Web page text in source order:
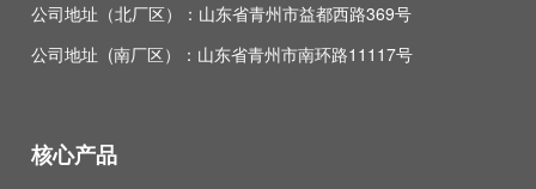
公司地址（北厂区）：山东省青州市益都西路369号
公司地址 (南厂区）：山东省青州市南环路11117号
核心产品